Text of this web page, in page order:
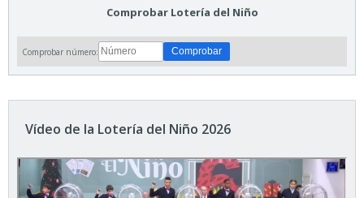
Comprobar Lotería del Niño
Comprobar número:
Vídeo de la Lotería del Niño 2026